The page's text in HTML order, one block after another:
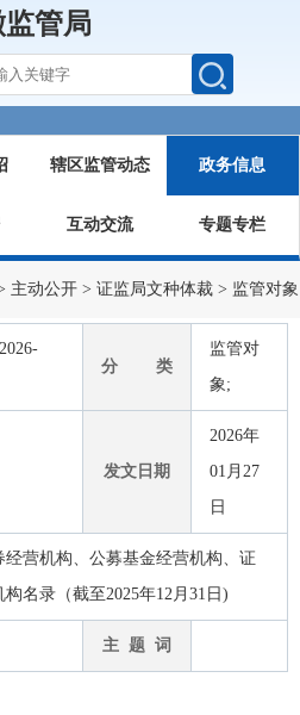
管局
辖区监管动态 政务信息
互动交流 专题专栏
主动公开 > 证监局文种体裁 > 监管对象
分 类
监管对
象;
发文日期
2026年
01月27
日
经营机构、公募基金经营机构、证
名录（截至2025年12月31日)
主 题 词